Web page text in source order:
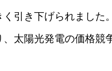
引き下げられました
太陽光発電の価格競